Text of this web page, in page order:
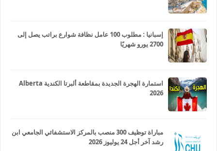
إسبانيا : مطلوب 100 عامل نظافة شوارع براتب يصل إلى
2700 يورو شهريًا
استمارة الهجرة الجديدة بمقاطعة ألبرتا الكندية Alberta
2026
مباراة توظيف 300 منصب بالمركز الاستشفائي الجامعي ابن
رشد آخر أجل 24 يوليوز 2026